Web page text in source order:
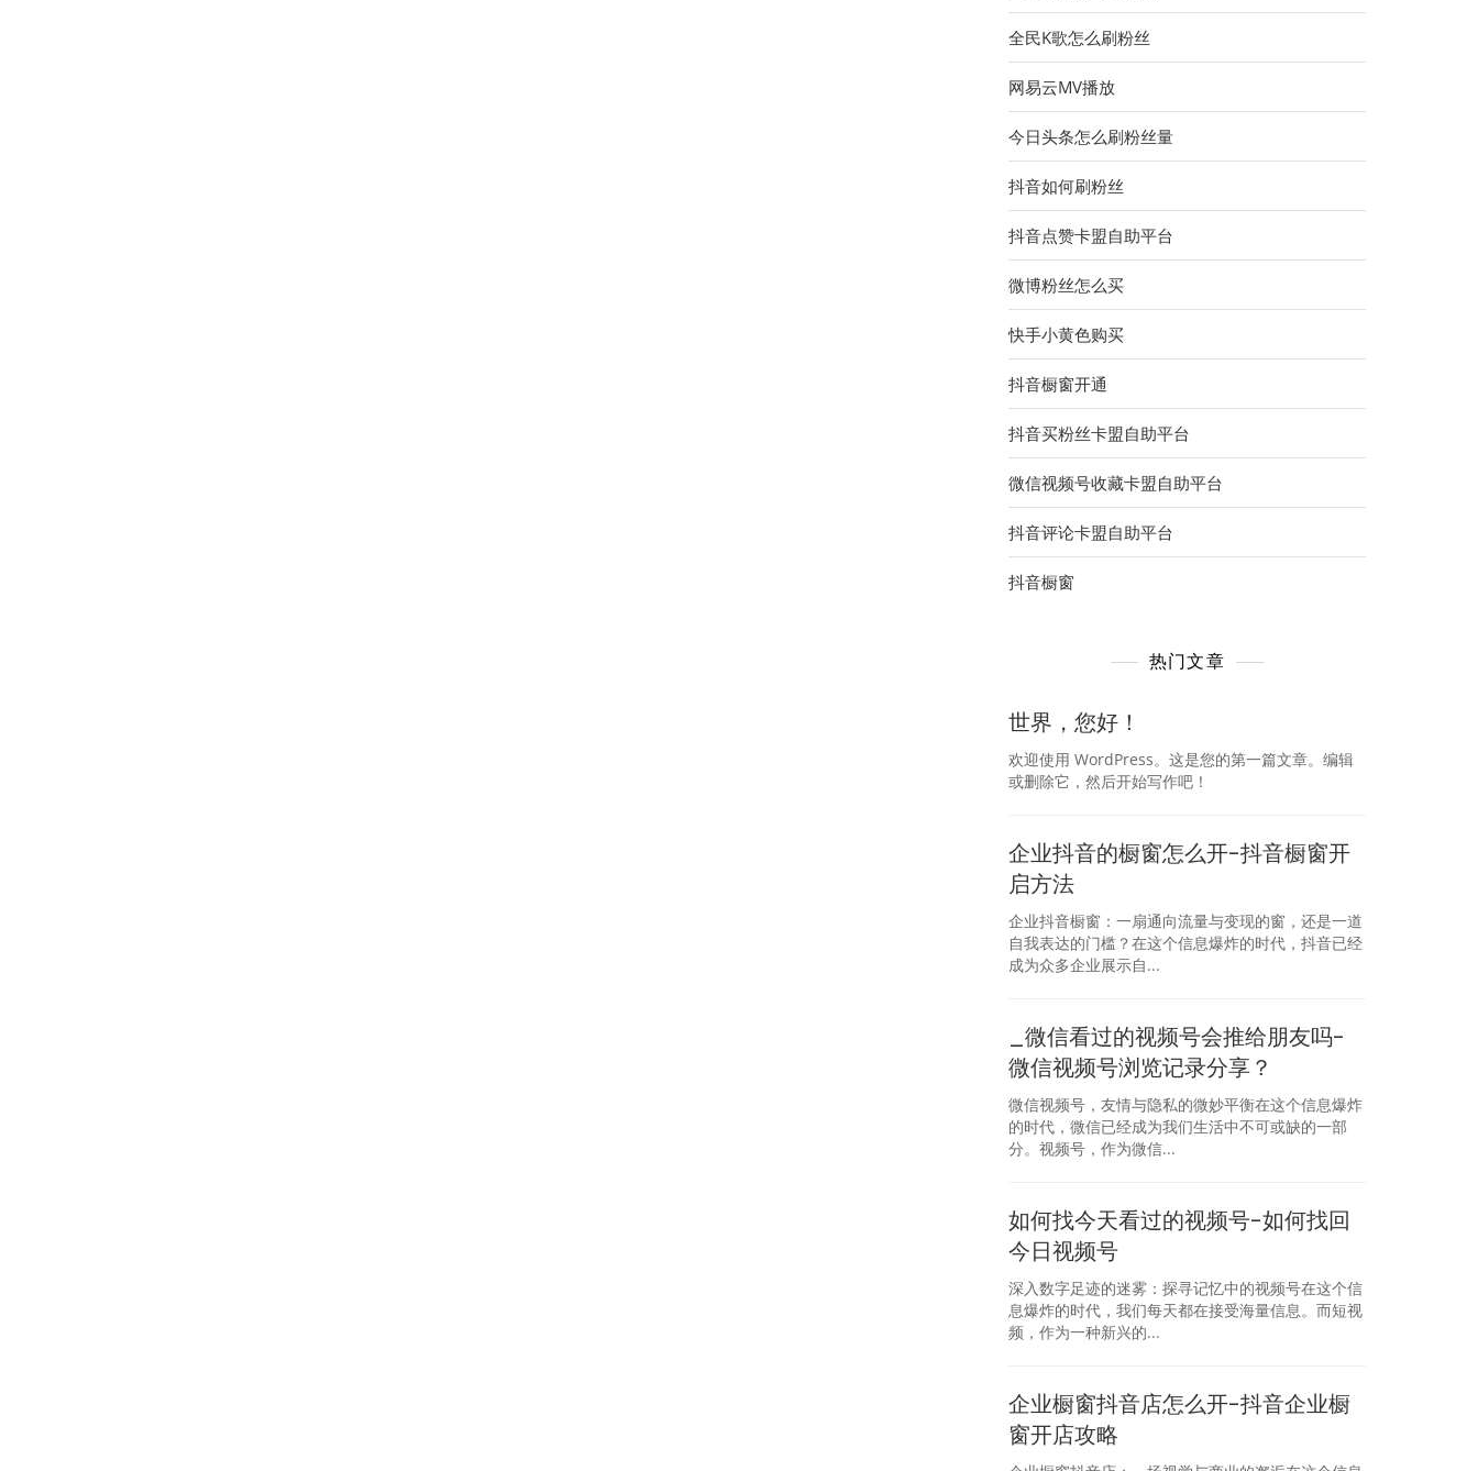
全民K歌怎么刷粉丝
网易云MV播放
今日头条怎么刷粉丝量
抖音如何刷粉丝
抖音点赞卡盟自助平台
微博粉丝怎么买
快手小黄色购买
抖音橱窗开通
抖音买粉丝卡盟自助平台
微信视频号收藏卡盟自助平台
抖音评论卡盟自助平台
抖音橱窗
热门文章
世界，您好！
欢迎使用 WordPress。这是您的第一篇文章。编辑
或删除它，然后开始写作吧！
企业抖音的橱窗怎么开-抖音橱窗开
启方法
企业抖音橱窗：一扇通向流量与变现的窗，还是一道
自我表达的门槛？在这个信息爆炸的时代，抖音已经
成为众多企业展示自...
_微信看过的视频号会推给朋友吗-
微信视频号浏览记录分享？
微信视频号，友情与隐私的微妙平衡在这个信息爆炸
的时代，微信已经成为我们生活中不可或缺的一部
分。视频号，作为微信...
如何找今天看过的视频号-如何找回
今日视频号
深入数字足迹的迷雾：探寻记忆中的视频号在这个信
息爆炸的时代，我们每天都在接受海量信息。而短视
频，作为一种新兴的...
企业橱窗抖音店怎么开-抖音企业橱
窗开店攻略